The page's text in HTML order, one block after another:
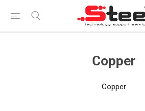
Copper
Copper